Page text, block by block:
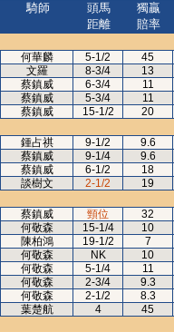
騎師
頭馬
距離
獨贏
賠率
何華麟 5-1/2 45
文羅 8-3/4 13
蔡鎮威 6-3/4 11
蔡鎮威 5-3/4 11
蔡鎮威 15-1/2 20
鍾占祺 9-1/2 9.6
蔡鎮威 9-1/4 9.6
蔡鎮威 6-1/2 18
談樹文 2-1/2 19
蔡鎮威 頸位 32
何敬森 15-1/4 10
陳柏鴻 19-1/2 7
何敬森 NK 10
何敬森 5-1/4 11
何敬森 2-3/4 9.3
何敬森 2-1/2 8.3
葉楚航 4 45